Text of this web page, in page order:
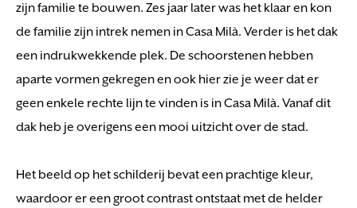
zijn familie te bouwen. Zes jaar later was het klaar en kon
de familie zijn intrek nemen in Casa Milà. Verder is het dak
een indrukwekkende plek. De schoorstenen hebben
aparte vormen gekregen en ook hier zie je weer dat er
geen enkele rechte lijn te vinden is in Casa Milà. Vanaf dit
dak heb je overigens een mooi uitzicht over de stad.
Het beeld op het schilderij bevat een prachtige kleur,
waardoor er een groot contrast ontstaat met de helder